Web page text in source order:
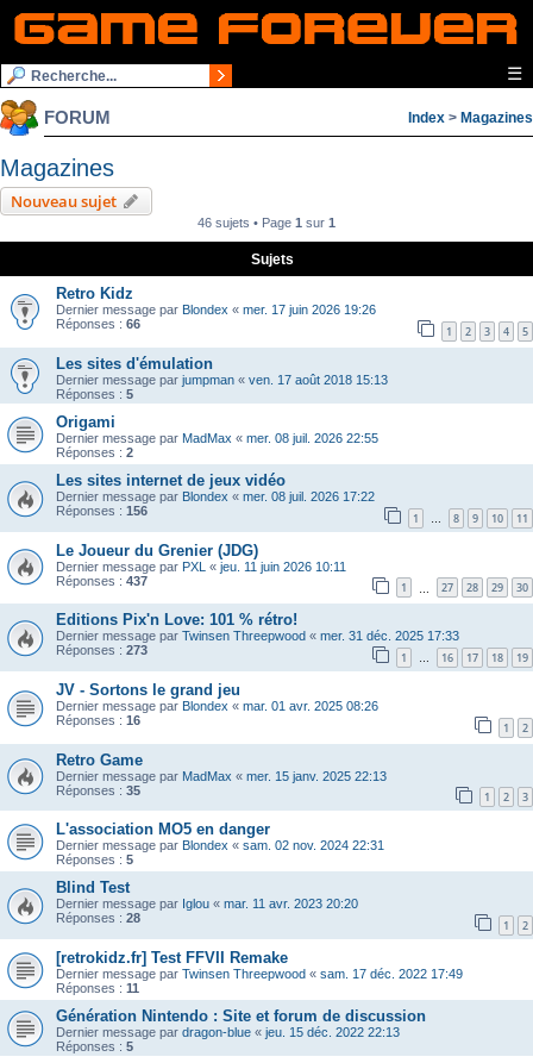
☰
FORUM Index > Magazines
Magazines
Nouveau sujet
46 sujets • Page 1 sur 1
Sujets
Retro Kidz
Dernier message par Blondex « mer. 17 juin 2026 19:26
Réponses : 66 1 2 3 4 5
Les sites d'émulation
Dernier message par jumpman « ven. 17 août 2018 15:13
Réponses : 5
Origami
Dernier message par MadMax « mer. 08 juil. 2026 22:55
Réponses : 2
Les sites internet de jeux vidéo
Dernier message par Blondex « mer. 08 juil. 2026 17:22
Réponses : 156 1 … 8 9 10 11
Le Joueur du Grenier (JDG)
Dernier message par PXL « jeu. 11 juin 2026 10:11
Réponses : 437 1 27 28 29 30
Editions Pix'n Love: 101 % rétro!
Dernier message par Twinsen Threepwood « mer. 31 déc. 2025 17:33
Réponses : 273 1 … 16 17 18 19
JV - Sortons le grand jeu
Dernier message par Blondex « mar. 01 avr. 2025 08:26
Réponses : 16 1 2
Retro Game
Dernier message par MadMax « mer. 15 janv. 2025 22:13
Réponses : 35 1 2 3
L'association MO5 en danger
Dernier message par Blondex « sam. 02 nov. 2024 22:31
Réponses : 5
Blind Test
Dernier message par Iglou « mar. 11 avr. 2023 20:20
Réponses : 28 1 2
[retrokidz.fr] Test FFVII Remake
Dernier message par Twinsen Threepwood « sam. 17 déc. 2022 17:49
Réponses : 11
Génération Nintendo : Site et forum de discussion
Dernier message par dragon-blue « jeu. 15 déc. 2022 22:13
Réponses : 5